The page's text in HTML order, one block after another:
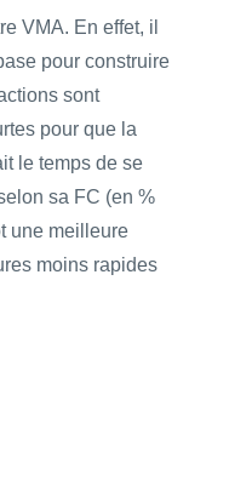
VMA. En effet, il
pour construire
sont
pour que la
le temps de se
sa FC (en %
une meilleure
moins rapides